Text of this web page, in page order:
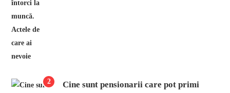
2
Cine sunt pensionarii care pot primi